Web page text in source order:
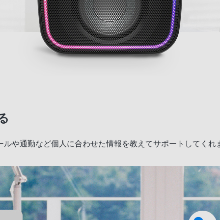
や通勤など個人に合わせた情報を教えてサポートしてくれ